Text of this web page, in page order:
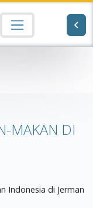
MAKAN DI
Indonesia di Jerman